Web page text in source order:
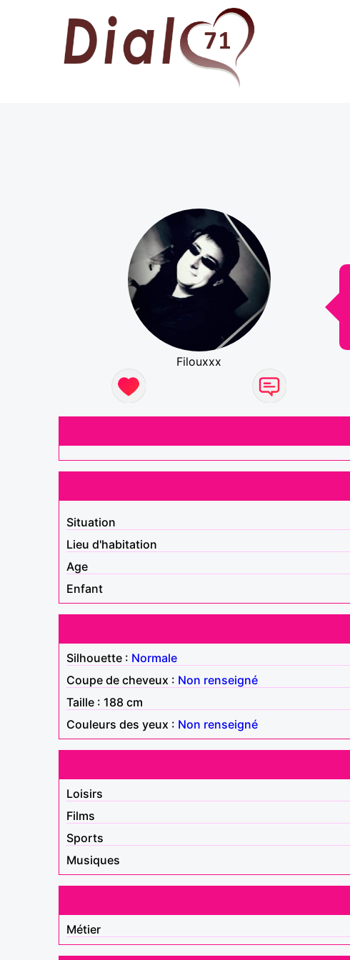
Filouxxx
Situation
Lieu d'habitation
Age
Enfant
Silhouette : Normale
Coupe de cheveux : Non renseigné
Taille : 188 cm
Couleurs des yeux : Non renseigné
Loisirs
Films
Sports
Musiques
Métier